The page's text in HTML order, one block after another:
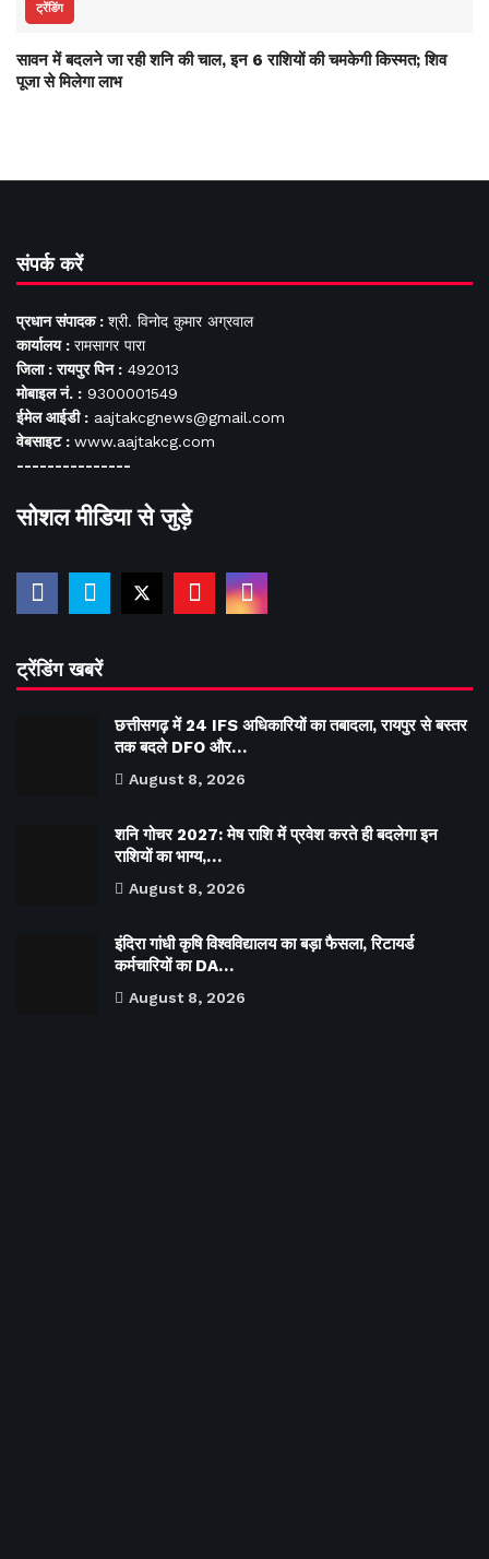
ट्रेंडिंग
सावन में बदलने जा रही शनि की चाल, इन 6 राशियों की चमकेगी किस्मत; शिव
पूजा से मिलेगा लाभ
संपर्क करें
प्रधान संपादक : श्री. विनोद कुमार अग्रवाल
कार्यालय : रामसागर पारा
जिला : रायपुर पिन : 492013
मोबाइल नं. : 9300001549
ईमेल आईडी : aajtakcgnews@gmail.com
वेबसाइट : www.aajtakcg.com
---------------
सोशल मीडिया से जुड़े
ट्रेंडिंग खबरें
छत्तीसगढ़ में 24 IFS अधिकारियों का तबादला, रायपुर से बस्तर
तक बदले DFO और…
August 8, 2026
शनि गोचर 2027: मेष राशि में प्रवेश करते ही बदलेगा इन
राशियों का भाग्य,…
August 8, 2026
इंदिरा गांधी कृषि विश्वविद्यालय का बड़ा फैसला, रिटायर्ड
कर्मचारियों का DA…
August 8, 2026